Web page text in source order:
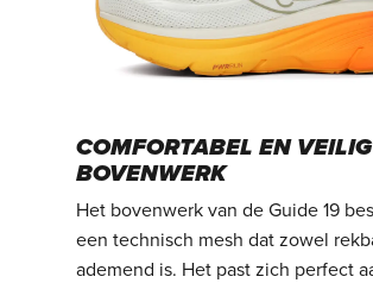
COMFORTABEL EN VEILIG
BOVENWERK
Het bovenwerk van de Guide 19
een technisch mesh dat zowel
ademend is. Het past zich perfect